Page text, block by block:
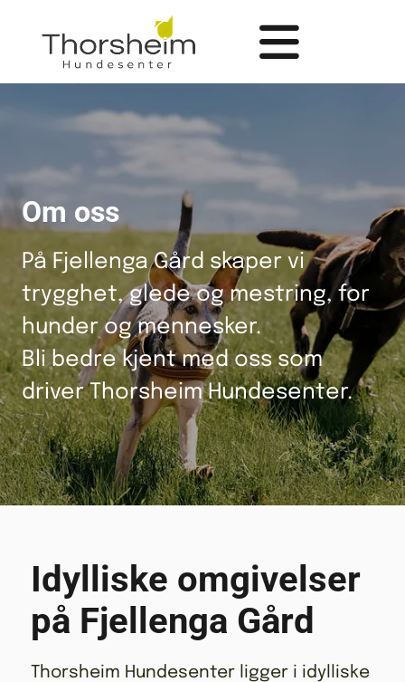
Om oss
På Fjellenga Gård skaper vi
trygghet, glede og mestring, for
hunder og mennesker.
Bli bedre kjent med oss som
driver Thorsheim Hundesenter.
Idylliske omgivelser
på Fjellenga Gård
Thorsheim Hundesenter ligger i idylliske